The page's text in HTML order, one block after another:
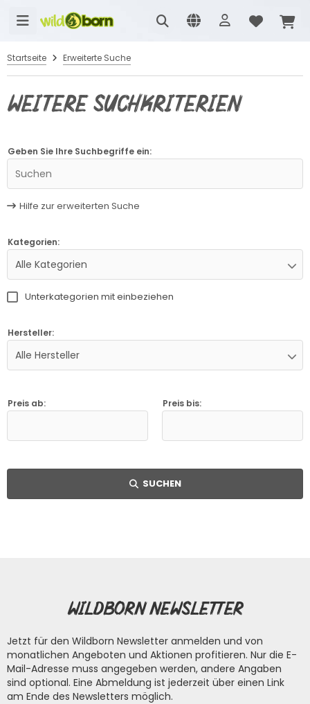
Startseite Erweiterte Suche
Weitere Suchkriterien
Geben Sie Ihre Suchbegriffe ein:
Hilfe zur erweiterten Suche
Kategorien:
Alle Kategorien
Unterkategorien mit einbeziehen
Hersteller:
Alle Hersteller
Preis ab: Preis bis:
SUCHEN
SUCHEN
Wildborn Newsletter
Jetzt für den Wildborn Newsletter anmelden und von
monatlichen Angeboten und Aktionen profitieren. Nur die E-
Mail-Adresse muss angegeben werden, andere Angaben
sind optional. Eine Abmeldung ist jederzeit über einen Link
am Ende des Newsletters möglich.